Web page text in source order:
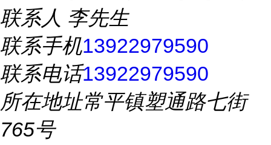
联系人 李先生
联系手机13922979590
联系电话13922979590
所在地址常平镇塑通路七街
765号